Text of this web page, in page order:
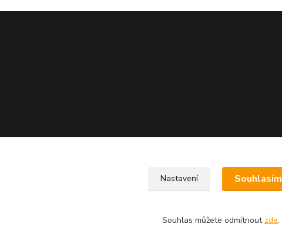
Nastavení Souhlasím
Souhlas můžete odmítnout zde.